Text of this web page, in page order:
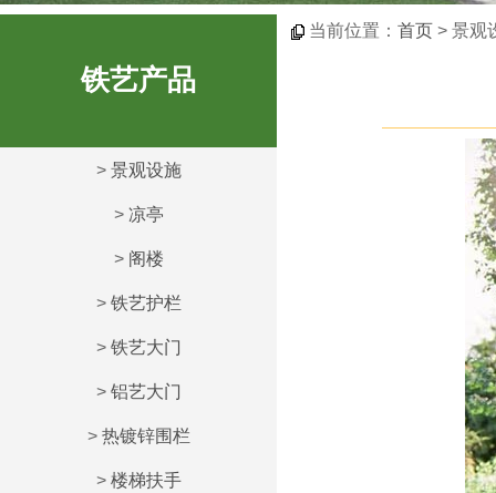
铁艺产品
> 景观设施
> 凉亭
> 阁楼
> 铁艺护栏
> 铁艺大门
> 铝艺大门
> 热镀锌围栏
> 楼梯扶手
当前位置： 首页 > 景观